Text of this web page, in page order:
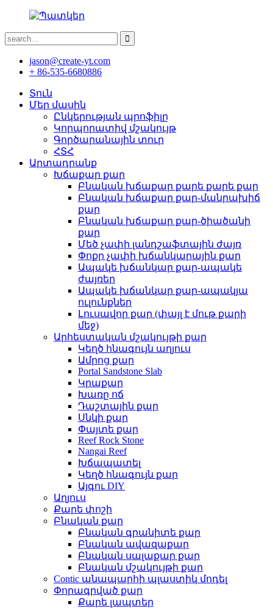
jason@create-yt.com
+ 86-535-6680886
Տուն
Մեր մասին
Ընկերության պրոֆիլը
Կորպորատիվ մշակույթ
Գործարանային տուր
ՀՏՀ
Արտադրանք
Խճաքար քար
Բնական խճաքար քարե քարե քար
Բնական խճաքար քար-մանրախիճ
քար
Բնական խճաքար քար-ծիածանի
քար
Մեծ չափի լանդշաֆտային ժայռ
Փոքր չափի խճանկարային քար
Ապակե խճանկար քար-ապակե
ժայռեր
Ապակե խճանկար քար-ապակյա
ուլունքներ
Լուսավոր քար (փայլ է մութ քարի
մեջ)
Արհեստական ​​մշակույթի քար
Կեղծ հնագույն աղյուս
Ամրոց քար
Portal Sandstone Slab
Կրաքար
Խառը ոճ
Դաշտային քար
Սնկի քար
Փայտե քար
Reef Rock Stone
Nangai Reef
Խճապատել
Կեղծ հնագույն քար
Այգու DIY
Աղյուս
Քարե փոշի
Բնական քար
Բնական գրանիտե քար
Բնական ավազաքար
Բնական սալաքար քար
Բնական մշակույթի քար
Contic անապարհի պլաստիկ մոդել
Փորագրված քար
Քարե լապտեր